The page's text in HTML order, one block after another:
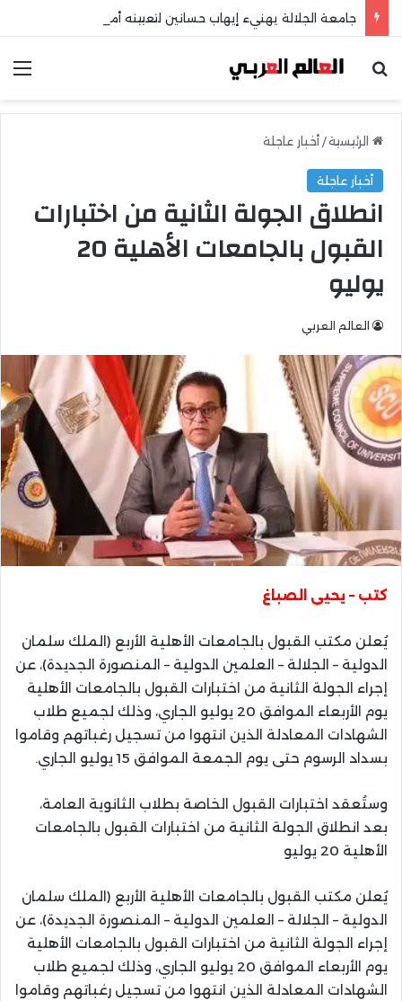
بحث عن
الرئيسية/ أخبار عاجلة
أخبار عاجلة
انطلاق الجولة الثانية من اختبارات
القبول بالجامعات الأهلية 20
يوليو
العالم العربي
كتب – يحيى الصباغ
يُعلن مكتب القبول بالجامعات الأهلية الأربع (الملك سلمان
الدولية – الجلالة – العلمين الدولية – المنصورة الجديدة)، عن
إجراء الجولة الثانية من اختبارات القبول بالجامعات الأهلية
يوم الأربعاء الموافق 20 يوليو الجاري، وذلك لجميع طلاب
الشهادات المعادلة الذين انتهوا من تسجيل رغباتهم وقاموا
بسداد الرسوم حتى يوم الجمعة الموافق 15 يوليو الجاري.
وستُعقد اختبارات القبول الخاصة بطلاب الثانوية العامة،
بعد انطلاق الجولة الثانية من اختبارات القبول بالجامعات
الأهلية 20 يوليو
يُعلن مكتب القبول بالجامعات الأهلية الأربع (الملك سلمان
الدولية – الجلالة – العلمين الدولية – المنصورة الجديدة)، عن
إجراء الجولة الثانية من اختبارات القبول بالجامعات الأهلية
يوم الأربعاء الموافق 20 يوليو الجاري، وذلك لجميع طلاب
الشهادات المعادلة الذين انتهوا من تسجيل رغباتهم وقاموا